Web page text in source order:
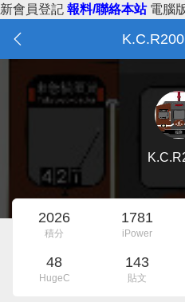
新會員登記 報料/聯絡本站 電腦
2026
積分
1781
iPower
48
HugeC
143
貼文